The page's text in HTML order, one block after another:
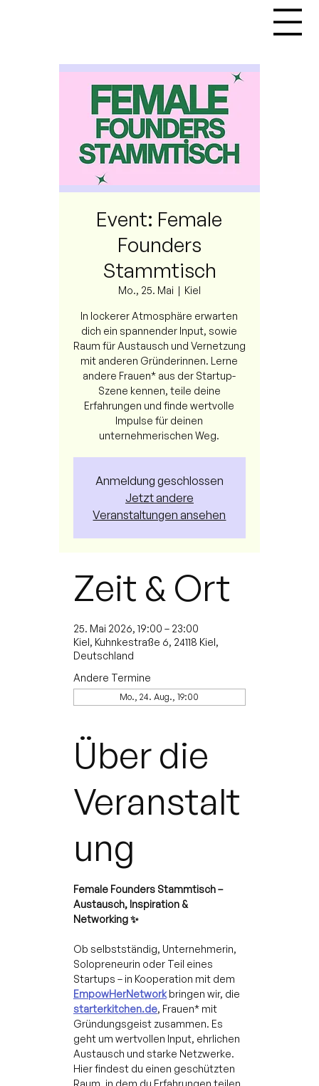
Event: Female
Founders
Stammtisch
Mo., 25. Mai
  |
Kiel
In lockerer Atmosphäre erwarten
dich ein spannender Input, sowie
Raum für Austausch und Vernetzung
mit anderen Gründerinnen. Lerne
andere Frauen* aus der Startup-
Szene kennen, teile deine
Erfahrungen und finde wertvolle
Impulse für deinen
unternehmerischen Weg.
Anmeldung geschlossen
Jetzt andere
Veranstaltungen ansehen
Zeit & Ort
25. Mai 2026, 19:00 – 23:00
Kiel, Kuhnkestraße 6, 24118 Kiel,
Deutschland
Andere Termine
Mo., 24. Aug., 19:00
Über die
Veranstalt
ung
Female Founders Stammtisch –
Austausch, Inspiration &
Networking ✨
Ob selbstständig, Unternehmerin,
Solopreneurin oder Teil eines
Startups – in Kooperation mit dem
EmpowHerNetwork bringen wir, die
starterkitchen.de, Frauen* mit
Gründungsgeist zusammen. Es
geht um wertvollen Input, ehrlichen
Austausch und starke Netzwerke.
Hier findest du einen geschützten
Raum, in dem du Erfahrungen teilen,